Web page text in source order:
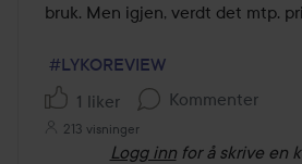
bruk. Men igjen, verdt det mtp.
#LYKOREVIEW
1 liker
Kommenter
213 visninger
Logg inn for å skrive en